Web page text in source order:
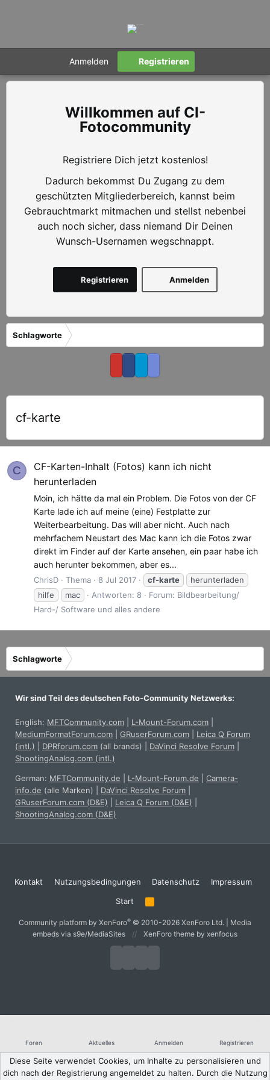
Anmelden Registrieren
CI-
Fotocommunity
Registriere Dich jetzt kostenlos!
Dadurch bekommst Du Zugang zu dem
geschützten Mitgliederbereich, kannst beim
Gebrauchtmarkt mitmachen und stellst nebenbei
auch noch sicher, dass niemand Dir Deinen
Wunsch-Usernamen wegschnappt.
Anmelden
Registrieren
Schlagworte
cf-karte
C
CF-Karten-Inhalt (Fotos) kann ich nicht
herunterladen
Moin, ich hätte da mal ein Problem. Die Fotos von der CF
Karte lade ich auf meine (eine) Festplatte zur
Weiterbearbeitung. Das will aber nicht. Auch nach
mehrfachem Neustart des Mac kann ich die Fotos zwar
direkt im Finder auf der Karte ansehen, ein paar habe ich
auch herunter bekommen, aber es...
ChrisD Thema 8 Jul 2017 cf-karte
herunterladen
hilfe
mac Antworten: 8 Forum: Bildbearbeitung/
Hard-/ Software und alles andere
Schlagworte
Wir sind Teil des deutschen Foto-Community Netzwerks:
English: MFTCommunity.com L-Mount-Forum.com
MediumFormatForum.com
GRuserForum.com
Leica Q Forum
(intl.)
DPRforum.com (all brands) DaVinci Resolve Forum
ShootingAnalog.com (intl.)
German: MFTCommunity.de L-Mount-Forum.de
Camera-
info.de (alle Marken) DaVinci Resolve Forum
GRuserForum.com (D&E)
Leica Q Forum (D&E)
ShootingAnalog.com (D&E)
Kontakt Nutzungsbedingungen Datenschutz
Impressum
Start
R
Community platform by XenForo® © 2010-2026 XenForo Ltd.
Media
embeds via s9e/MediaSites
XenForo theme by xenfocus
Foren Aktuelles Anmelden Registrieren
Diese Seite verwendet Cookies, um Inhalte zu personalisieren und
dich nach der Registrierung angemeldet zu halten. Durch die Nutzung